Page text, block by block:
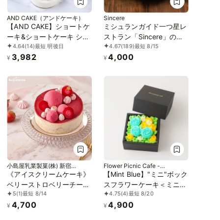
AND CAKE（アンドケーキ）
【AND CAKE】ショートケ
ーキ&ショートケーキ ショ
コラ 4P
4.64(14)最短 明後日
¥ 3,982
Sincere
ミシュランガイド一つ星レ
ストラン「Sincere」のア
マゾンカカオのショコラテ
リーヌ
4.67(189)最短 8/15
¥ 4,000
小島屋乳業製菓(株) 新宿
Kojimaya
《アイスクリームケーキ》
ベリーストロベリーチーズ
パイ 5号 15cm お中元
2026 アイス2026
5(1)最短 8/14
¥ 4,700
Flower Picnic Cafe -
Hakodate-
【Mint Blue】"ミニ"ボック
スフラワーケーキ＜ミニサ
イズ＞
4.75(4)最短 8/20
¥ 4,900